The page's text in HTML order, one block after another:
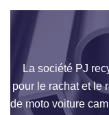
La société PJ
pour le rachat et le
de moto voiture